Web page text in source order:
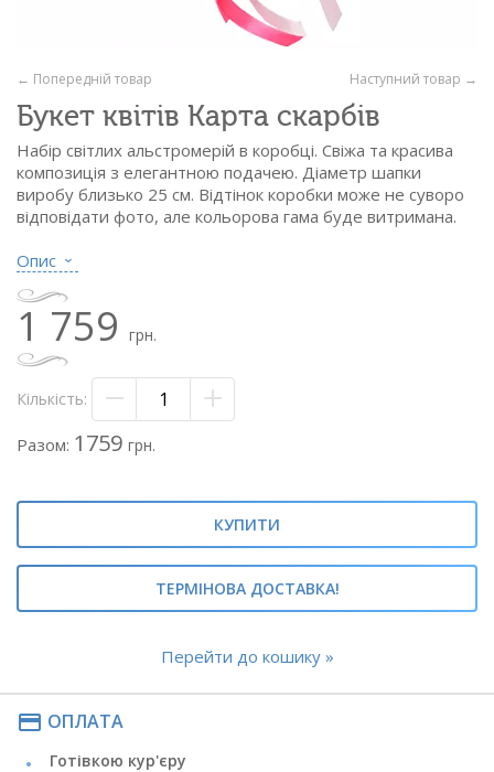
Наступний товар →
← Попередній товар
Букет квітів Карта скарбів
Набір світлих альстромерій в коробці. Свіжа та красива
композиція з елегантною подачею. Діаметр шапки
виробу близько 25 см. Відтінок коробки може не суворо
відповідати фото, але кольорова гама буде витримана.
Склад:
- альстромерія світла - 11 гіл.
- флористичний оазис
- капелюшна коробка
- Стрічка атласна 2-х відтінків
Теги: #коробка з альстромеріями#альстромерія в
коробці#капелюшна коробка з альстромеріями#
#альстромерія в коробці#коробка з альстромерією#
Опис
1 759 грн.
Кількість:
Разом: 1759 грн.
КУПИТИ
ТЕРМІНОВА ДОСТАВКА!
Перейти до кошику »
payment ОПЛАТА
Готівкою кур'єру